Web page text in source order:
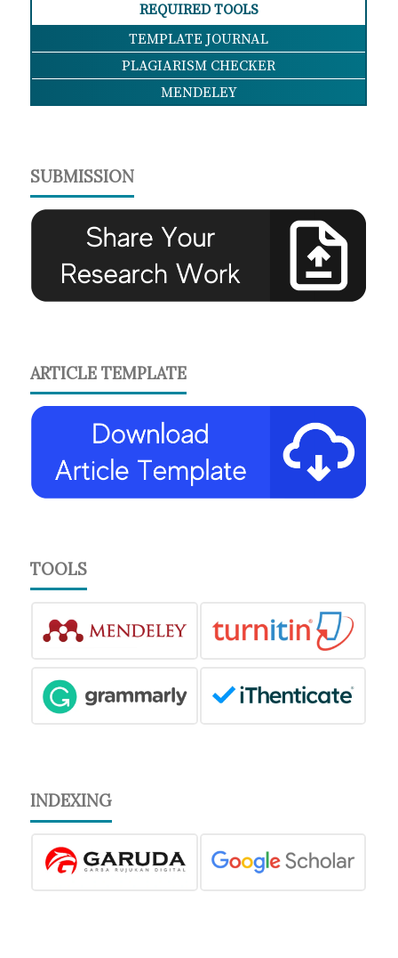
REQUIRED TOOLS
TEMPLATE JOURNAL
PLAGIARISM CHECKER
MENDELEY
SUBMISSION
ARTICLE TEMPLATE
TOOLS
INDEXING